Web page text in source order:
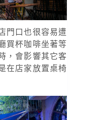
門口也很容易遭
買杯咖啡坐著等
，會影響其它客
在店家放置桌椅